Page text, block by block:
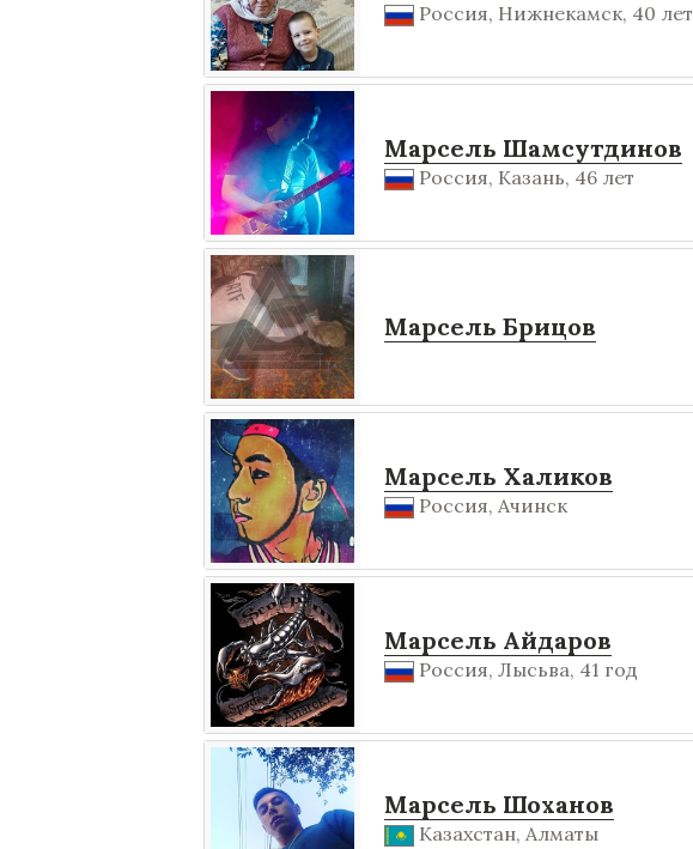
Россия, Нижнекамск, 40 лет
Марсель Шамсутдинов
Россия, Казань, 46 лет
Марсель Брицов
Марсель Халиков
Россия, Ачинск
Марсель Айдаров
Россия, Лысьва, 41 год
Марсель Шоханов
Казахстан, Алматы